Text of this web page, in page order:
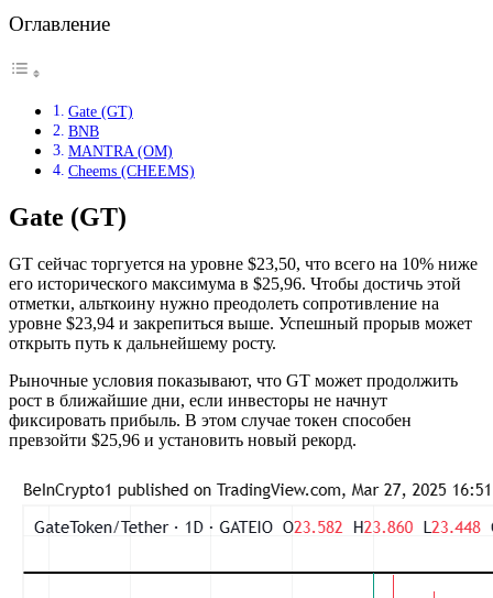
Оглавление
Gate (GT)
BNB
MANTRA (OM)
Cheems (CHEEMS)
Gate (GT)
GT сейчас торгуется на уровне $23,50, что всего на 10% ниже
его исторического максимума в $25,96. Чтобы достичь этой
отметки, альткоину нужно преодолеть сопротивление на
уровне $23,94 и закрепиться выше. Успешный прорыв может
открыть путь к дальнейшему росту.
Рыночные условия показывают, что GT может продолжить
рост в ближайшие дни, если инвесторы не начнут
фиксировать прибыль. В этом случае токен способен
превзойти $25,96 и установить новый рекорд.